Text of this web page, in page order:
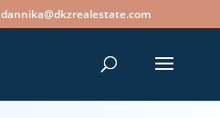
dannika@dkzrealestate.com